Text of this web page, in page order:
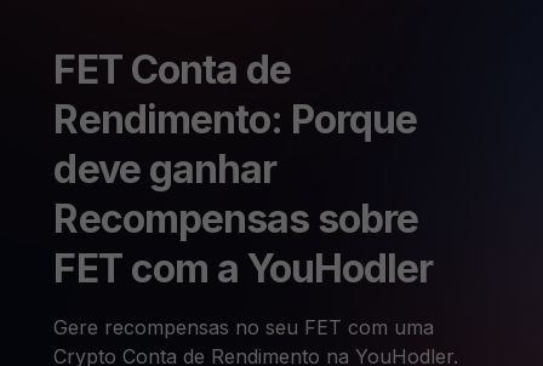
FET Conta de
Rendimento: Porque
deve ganhar
Recompensas sobre
FET com a YouHodler
Gere recompensas no seu FET com uma
Crypto Conta de Rendimento na YouHodler.